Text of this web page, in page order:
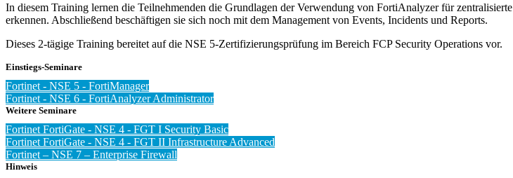
In diesem Training lernen die Teilnehmenden die Grundlagen der Verwendung von FortiAnalyzer für
erkennen. Abschließend beschäftigen sie sich noch mit dem Management von Events, Incidents und Reports.
Dieses 2-tägige Training bereitet auf die NSE 5-Zertifizierungsprüfung im Bereich FCP Security Operations vor.
Einstiegs-Seminare
Fortinet - NSE 5 - FortiManager
Fortinet - NSE 6 - FortiAnalyzer Administrator
Weitere Seminare
Fortinet FortiGate - NSE 4 - FGT I Security Basic
Fortinet FortiGate - NSE 4 - FGT II Infrastructure Advanced
Fortinet – NSE 7 – Enterprise Firewall
Hinweis